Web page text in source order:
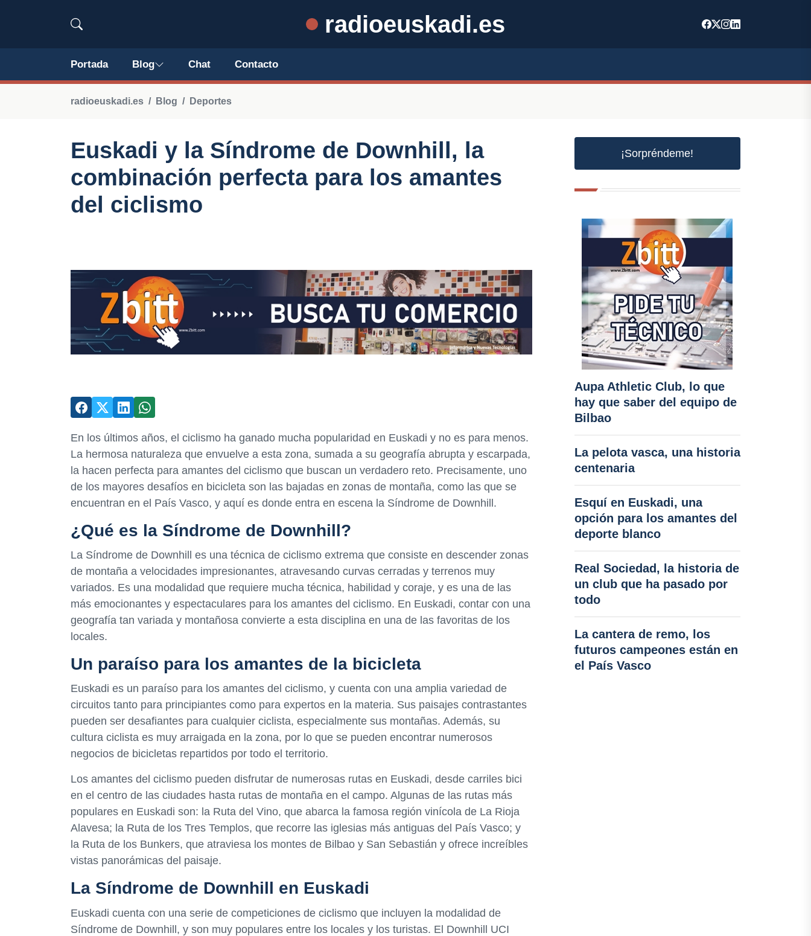
radioeuskadi.es
Portada Blog Chat Contacto
radioeuskadi.es Blog Deportes
Euskadi y la Síndrome de Downhill, la
combinación perfecta para los amantes
del ciclismo
En los últimos años, el ciclismo ha ganado mucha popularidad en Euskadi y no es para menos.
La hermosa naturaleza que envuelve a esta zona, sumada a su geografía abrupta y escarpada,
la hacen perfecta para amantes del ciclismo que buscan un verdadero reto. Precisamente, uno
de los mayores desafíos en bicicleta son las bajadas en zonas de montaña, como las que se
encuentran en el País Vasco, y aquí es donde entra en escena la Síndrome de Downhill.
¿Qué es la Síndrome de Downhill?
La Síndrome de Downhill es una técnica de ciclismo extrema que consiste en descender zonas
de montaña a velocidades impresionantes, atravesando curvas cerradas y terrenos muy
variados. Es una modalidad que requiere mucha técnica, habilidad y coraje, y es una de las
más emocionantes y espectaculares para los amantes del ciclismo. En Euskadi, contar con una
geografía tan variada y montañosa convierte a esta disciplina en una de las favoritas de los
locales.
Un paraíso para los amantes de la bicicleta
Euskadi es un paraíso para los amantes del ciclismo, y cuenta con una amplia variedad de
circuitos tanto para principiantes como para expertos en la materia. Sus paisajes contrastantes
pueden ser desafiantes para cualquier ciclista, especialmente sus montañas. Además, su
cultura ciclista es muy arraigada en la zona, por lo que se pueden encontrar numerosos
negocios de bicicletas repartidos por todo el territorio.
Los amantes del ciclismo pueden disfrutar de numerosas rutas en Euskadi, desde carriles bici
en el centro de las ciudades hasta rutas de montaña en el campo. Algunas de las rutas más
populares en Euskadi son: la Ruta del Vino, que abarca la famosa región vinícola de La Rioja
Alavesa; la Ruta de los Tres Templos, que recorre las iglesias más antiguas del País Vasco; y
la Ruta de los Bunkers, que atraviesa los montes de Bilbao y San Sebastián y ofrece increíbles
vistas panorámicas del paisaje.
La Síndrome de Downhill en Euskadi
Euskadi cuenta con una serie de competiciones de ciclismo que incluyen la modalidad de
Síndrome de Downhill, y son muy populares entre los locales y los turistas. El Downhill UCI
¡Sorpréndeme!
Aupa Athletic Club, lo que
hay que saber del equipo de
Bilbao
La pelota vasca, una historia
centenaria
Esquí en Euskadi, una
opción para los amantes del
deporte blanco
Real Sociedad, la historia de
un club que ha pasado por
todo
La cantera de remo, los
futuros campeones están en
el País Vasco